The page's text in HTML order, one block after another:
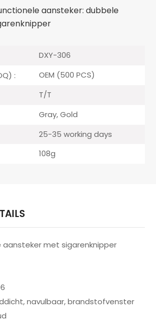
aansteker: dubbele
DXY-306
:
OEM (500 PCS)
T/T
Gray, Gold
25-35 working days
108g
aansteker met sigarenknipper
navulbaar, brandstofvenster